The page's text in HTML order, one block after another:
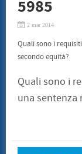
SENTENZE
BENI CULTURALI
ARTISTI
PATRIMONIO
CONVENZIONI
STAMPE
ARCHITETTI
EVENTI
5985
2 mar 2014
Quali sono i
secondo equità?
Quali sono i
una sentenza